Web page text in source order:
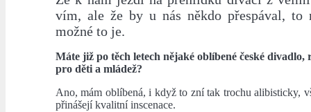
vím, ale že by u nás někdo přespával, to
možné to je.
Máte již po těch letech nějaké oblíbené české
pro děti a mládež?
Ano, mám oblíbená, i když to zní tak trochu alibisticky,
přinášejí kvalitní inscenace.